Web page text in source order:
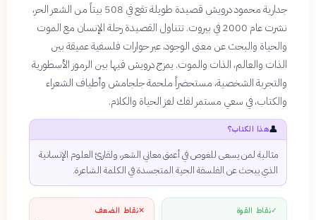
جدارية محمود درويش قصيدة طويلة تقع في 508 بيتاً من الشعر الحر،
نشرت عام 2000 في بيروت. تتناول القصيدة رحلة الإنسان مع الموت
والحياة والبحث عن معنى الوجود، عبر حوارات فلسفية عميقة بين
الذات والعالم، الذات والموت. يمزج درويش فيها بين الرموز الأسطورية
والتجربة الشخصية، مستحضراً ملحمة جلجامش وأطياف الشعراء
والكتاب، في سعي مستمر لفك لغز الحياة والكلام.
👤هذا الكتاب؟
مثالية لمن يسعى للغوص في أعمق معاني الشعر، ولقارئ العلوم الإنسانية
الذي يبحث عن الفلسفة الحية المتجسدة في الكلمة الشاعرة.
✓نقاط القوة ✕نقاط الضعف